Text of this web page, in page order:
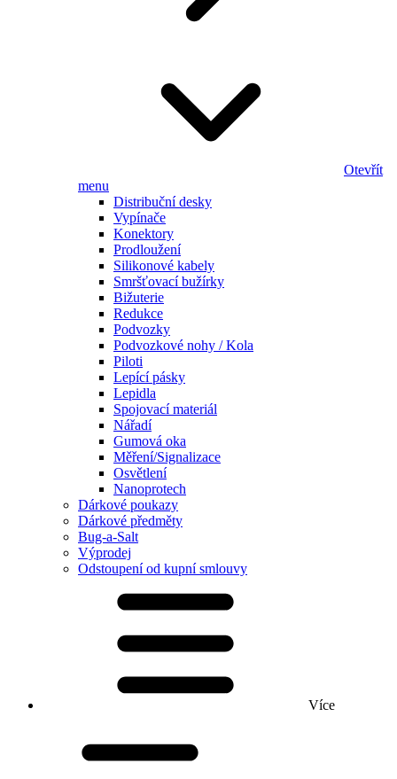
Otevřít
menu
Distribuční desky
Vypínače
Konektory
Prodloužení
Silikonové kabely
Smršťovací bužírky
Bižuterie
Redukce
Podvozky
Podvozkové nohy / Kola
Piloti
Lepící pásky
Lepidla
Spojovací materiál
Nářadí
Gumová oka
Měření/Signalizace
Osvětlení
Nanoprotech
Dárkové poukazy
Dárkové předměty
Bug-a-Salt
Výprodej
Odstoupení od kupní smlouvy
Více